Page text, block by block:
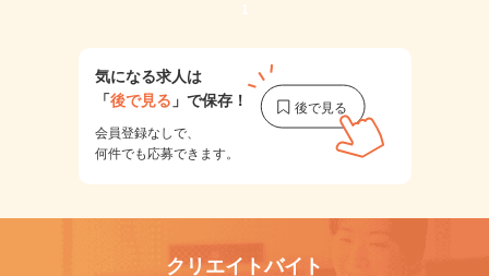
1
気になる求人は
「後で見る 」で保存！
会員登録なしで、
何件でも応募できます。
クリエイトバイト